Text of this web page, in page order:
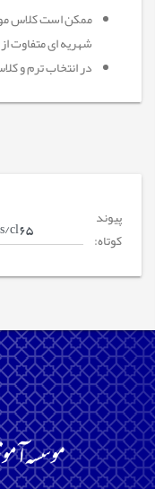
ممکن است کلاس
شهریه ای متفاوت
در انتخاب ترم و
پیوند
کوتاه: